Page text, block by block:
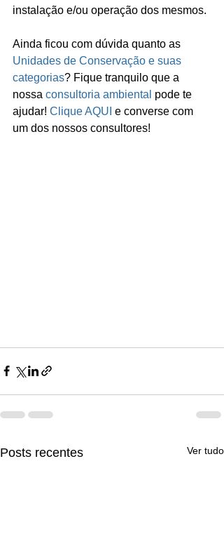
instalação e/ou operação dos mesmos.
Ainda ficou com dúvida quanto as
Unidades de Conservação e suas
categorias? Fique tranquilo que a
nossa consultoria ambiental pode te
ajudar! Clique AQUI e converse com
um dos nossos consultores!
Posts recentes Ver tudo